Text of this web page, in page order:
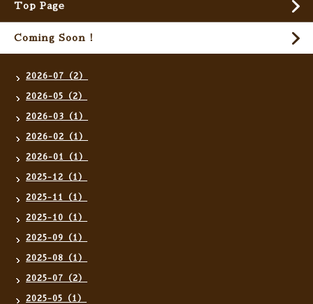
Top Page
Coming Soon !
2026-07（2）
2026-05（2）
2026-03（1）
2026-02（1）
2026-01（1）
2025-12（1）
2025-11（1）
2025-10（1）
2025-09（1）
2025-08（1）
2025-07（2）
2025-05（1）